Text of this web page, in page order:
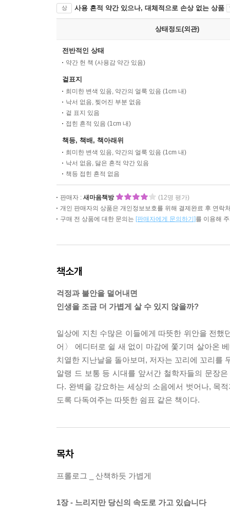
상 사용 흔적 약간 있으나, 대체적으로 손상 없는 상품
상태정도(외관)
전반적인 상태
약간 헌 책 (사용감 약간 있음)
겉표지
희미한 변색 있음, 약간의 얼룩 있음 (1cm 내)
낙서 없음, 찢어진 부분 없음
겉 표지 있음
접힌 흔적 있음 (1cm 내)
책등, 책배, 책아래위
희미한 변색 있음, 약간의 얼룩 있음 (1cm 내)
낙서 없음, 닳은 흔적 약간 있음
책등 접힌 흔적 없음
판매자 : 새마음책방
(12명 평가)
개인 판매자의 상품은 개인정보보호를 위해 결제완료 후 연락
구매 전 상품에 대한 문의는 [판매자에게 문의하기]를 이용해
책소개
걱정과 불안을 덜어내면
인생을 조금 더 가볍게 살 수 있지 않을까?
일상에 지친 수많은 이들에게 따뜻한 위안을 전했
어〉 에디터로 쉴 새 없이 마감에 쫓기며 살아온
치열한 지난날을 돌아보며, 저자는 꼬리에 꼬리를
알랭 드 보통 등 시대를 앞서간 철학자들의 문장
다. 완벽을 강요하는 세상의 소음에서 벗어나, 목
도록 다독여주는 따뜻한 쉼표 같은 책이다.
목차
프롤로그 _ 산책하듯 가볍게
1장 - 느리지만 당신의 속도로 가고 있습니다